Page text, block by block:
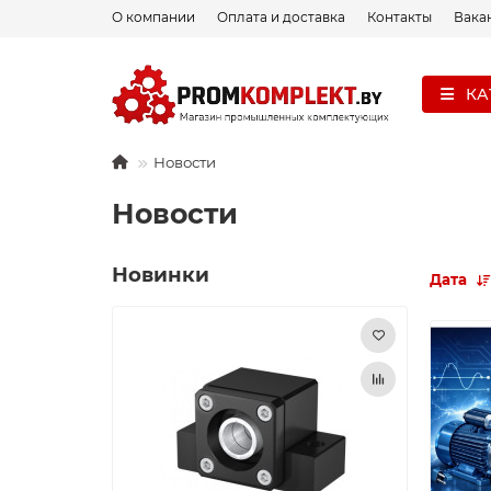
О компании Оплата и доставка Контакты
Новости
Новости
Новинки Дата